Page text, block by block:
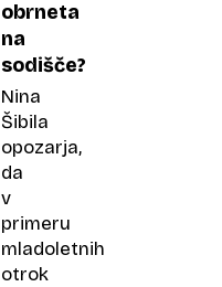
obrneta
na
sodišče?
Nina
Šibila
opozarja,
da
v
primeru
mladoletnih
otrok